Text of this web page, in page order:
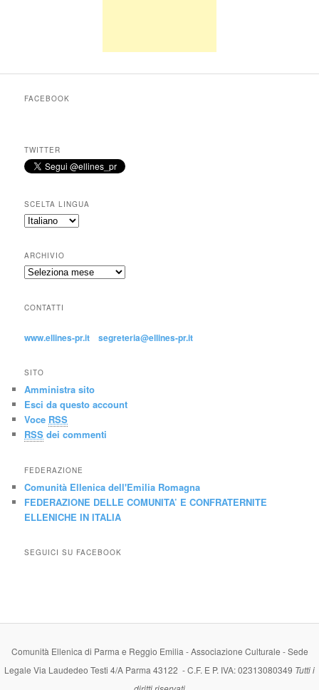
FACEBOOK
TWITTER
SCELTA LINGUA
ARCHIVIO
CONTATTI
www.ellines-pr.it segreteria@ellines-pr.it
SITO
Amministra sito
Esci da questo account
Voce RSS
RSS dei commenti
FEDERAZIONE
Comunità Ellenica dell'Emilia Romagna
FEDERAZIONE DELLE COMUNITA’ E CONFRATERNITE
ELLENICHE IN ITALIA
SEGUICI SU FACEBOOK
Comunità Ellenica di Parma e Reggio Emilia - Associazione Culturale - Sede
Legale Via Laudedeo Testi 4/A Parma 43122 - C.F. E P. IVA: 02313080349 Tutti i